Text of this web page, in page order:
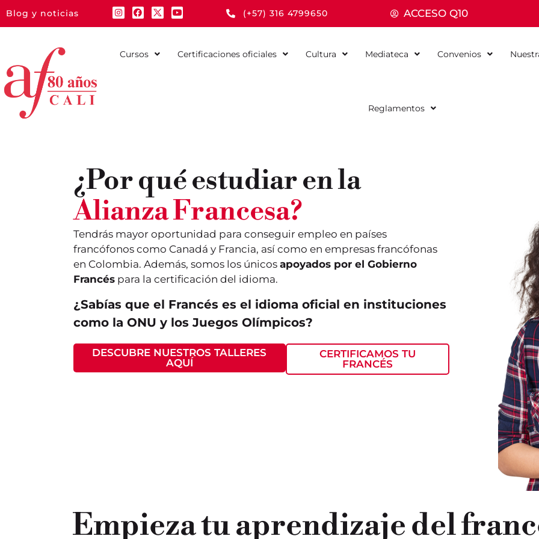
Blog y noticias (+57) 316 4799650 ACCESO Q10
Cursos Certificaciones oficiales Cultura Mediateca Convenios
Reglamentos
¿Por qué estudiar en la
Alianza Francesa?
Tendrás mayor oportunidad para conseguir empleo en países
francófonos como Canadá y Francia, así como en empresas francófonas
en Colombia. Además, somos los únicos apoyados por el Gobierno
Francés para la certificación del idioma.
¿Sabías que el Francés es el idioma oficial en instituciones
como la ONU y los Juegos Olímpicos?
DESCUBRE NUESTROS TALLERES
AQUÍ
CERTIFICAMOS TU
FRANCÉS
Empieza tu aprendizaje del